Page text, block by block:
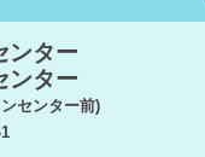
ンター
ンター
センター前)